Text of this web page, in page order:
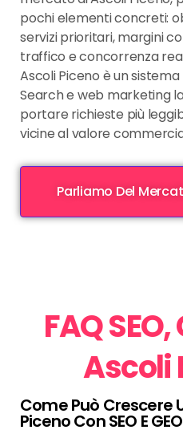
pochi elementi concreti:
servizi prioritari, margini
traffico e concorrenza
Ascoli Piceno è un sistema
Search e web marketing
portare richieste più
vicine al valore
Parliamo Del
FAQ SEO,
Ascoli
Come Può Crescere
Piceno Con SEO E